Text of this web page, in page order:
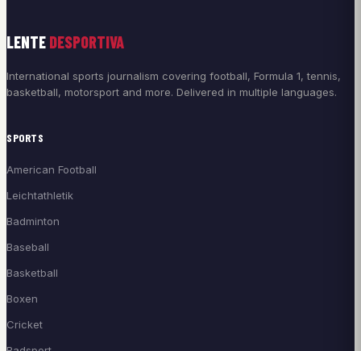
LENTE DESPORTIVA
International sports journalism covering football, Formula 1, tennis,
basketball, motorsport and more. Delivered in multiple languages.
SPORTS
American Football
Leichtathletik
Badminton
Baseball
Basketball
Boxen
Cricket